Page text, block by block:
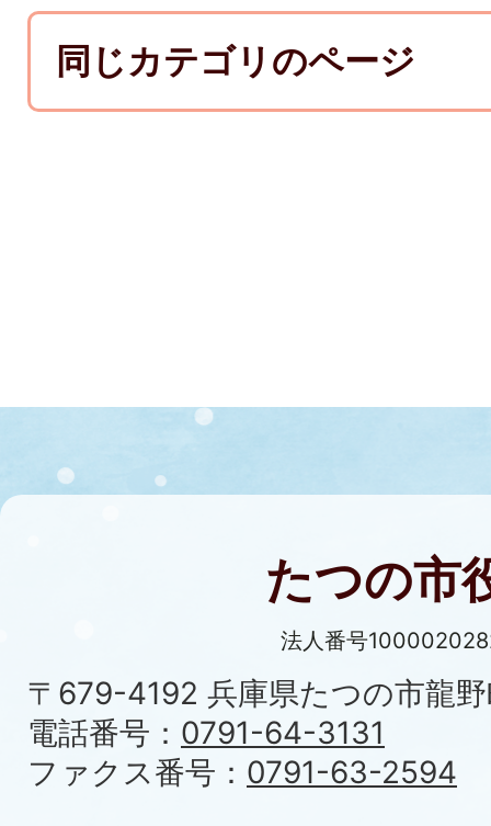
同じカテゴリのページ
たつの市
法人番号
〒679-4192 兵庫県たつの市龍
電話番号： 0791-64-3131
ファクス番号： 0791-63-2594